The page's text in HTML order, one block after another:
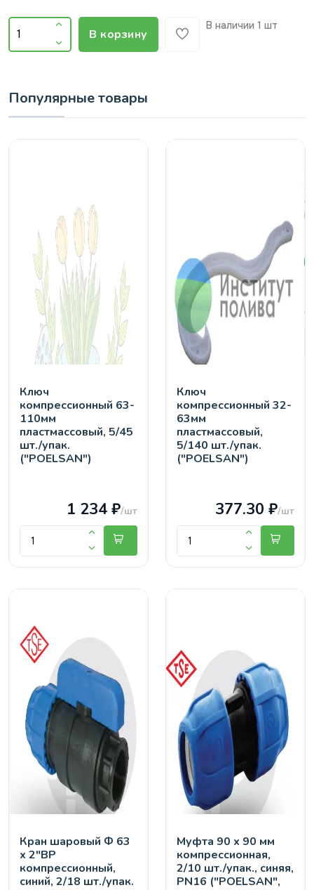
В корзину
В наличии 1 шт
Популярные товары
Ключ
компрессионный 63-
110мм
пластмассовый, 5/45
шт./упак.
("POELSAN")
1 234 ₽/шт
Ключ
компрессионный 32-
63мм
пластмассовый,
5/140 шт./упак.
("POELSAN")
377.30 ₽/шт
Кран шaровый Ф 63
х 2"ВР
компрессионный,
синий, 2/18 шт./упак.
Муфта 90 х 90 мм
компрессионная,
2/10 шт./упак., синяя,
PN16 ("POELSAN",